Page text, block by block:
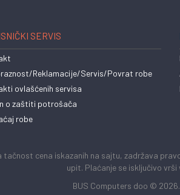
SERVIS
Reklamacije/Servis/Povrat robe
ovlašćenih servisa
o zaštiti potrošača
robe
cena iskazanih na sajtu, zadržava
upit. Plaćanje se isključivo
BUS Computers doo ©